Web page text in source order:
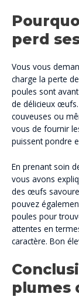
perd
Vous vous
charge la perte
poules sont
de délicieux
couveuses ou
vous de fournir
puissent pondre
En prenant soin
vous avons
des œufs
pouvez
poules pour
attentes en
caractère. Bon
plumes